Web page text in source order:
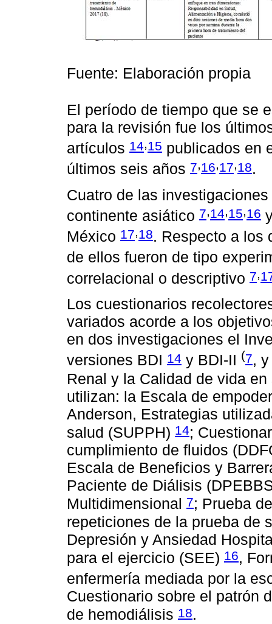
Fuente: Elaboración propia
El período de tiempo que se
para la revisión fue los
artículos 14,15 publicados en
últimos seis años 7,16,17,18.
Cuatro de las
continente asiático 7,14,15,16
México 17,18. Respecto a los
de ellos fueron de tipo
correlacional o descriptivo 7,
Los cuestionarios
variados acorde a los
en dos investigaciones el
versiones BDI 14 y BDI-II (7,
Renal y la Calidad de vida
utilizan: la Escala de
Anderson, Estrategias
salud (SUPPH) 14;
cumplimiento de fluidos
Escala de Beneficios y
Paciente de Diálisis
Multidimensional 7; Prueba
repeticiones de la prueba de
Depresión y Ansiedad
para el ejercicio (SEE) 16,
enfermería mediada por la
Cuestionario sobre el patrón
de hemodiálisis 18.